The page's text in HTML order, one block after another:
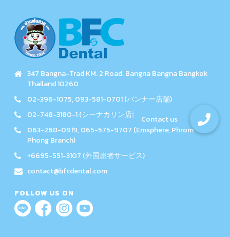
347 Bangna-Trad KM. 2 Road. Bangna Bangna Bangkok
Thailand 10260
02-396-1075, 093-581-0701 (バンナー店舗)
02-748-3180-1 (シーナカリン店舗)
063-268-0919, 065-575-9707 (Emsphere, Phrom
Phong Branch)
+6695-551-3107 (外国患者サービス)
contact@bfcdental.com
FOLLOW US ON